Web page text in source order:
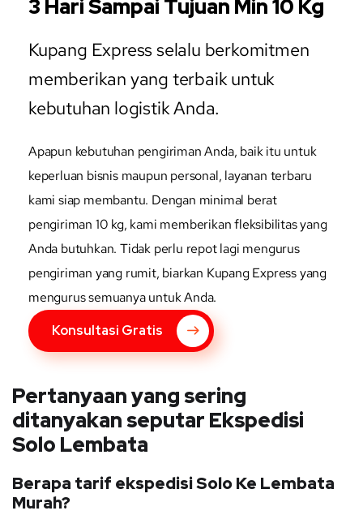
3 Hari Sampai Tujuan Min 10 Kg
Kupang Express selalu berkomitmen
memberikan yang terbaik untuk
kebutuhan logistik Anda.
Apapun kebutuhan pengiriman Anda, baik itu untuk
keperluan bisnis maupun personal, layanan terbaru
kami siap membantu. Dengan minimal berat
pengiriman 10 kg, kami memberikan fleksibilitas yang
Anda butuhkan. Tidak perlu repot lagi mengurus
pengiriman yang rumit, biarkan Kupang Express yang
mengurus semuanya untuk Anda.
Konsultasi Gratis
Pertanyaan yang sering
ditanyakan seputar Ekspedisi
Solo Lembata
Berapa tarif ekspedisi Solo Ke Lembata
Murah?